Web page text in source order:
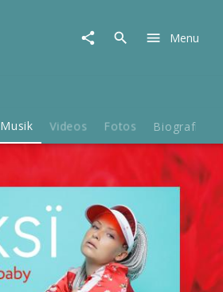
Menu
Musik Videos Fotos Biografie